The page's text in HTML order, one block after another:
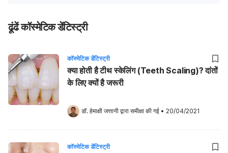
ढूंढें कॉस्मेटिक डेंटिस्ट्री
कॉस्मेटिक डेंटिस्ट्री
क्या होती है टीथ स्केलिंग (Teeth Scaling)? दांतों
के लिए क्यों है जरूरी
डॉ. हेमाक्षी जत्तानी द्वारा समीक्षा की गई • 20/04/2021
कॉस्मेटिक डेंटिस्ट्री